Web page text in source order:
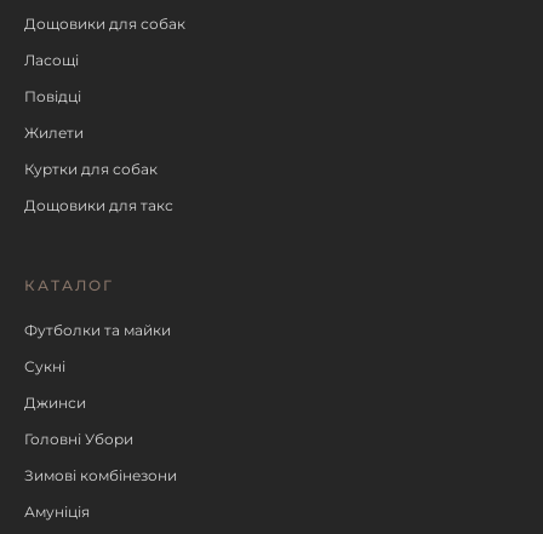
Дощовики для собак
Ласощі
Повідці
Жилети
Куртки для собак
Дощовики для такс
КАТАЛОГ
Футболки та майки
Сукні
Джинси
Головні Убори
Зимові комбінезони
Амуніція